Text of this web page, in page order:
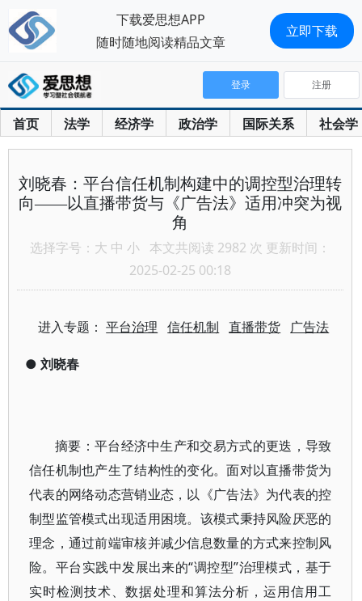
首页 法学 经济学 政治学 国际关系 社会学
登录 注册
刘晓春：平台信任机制构建中的调控型治理转
向——以直播带货与《广告法》适用冲突为视
角
选择字号： 大 中 小 本文共阅读 2982 次 更新时间：
2025-02-25 00:18
进入专题：平台治理 信任机制 直播带货 广告法
● 刘晓春
摘要：平台经济中生产和交易方式的更迭，导致
信任机制也产生了结构性的变化。面对以直播带货为
代表的网络动态营销业态，以《广告法》为代表的控
制型监管模式出现适用困境。该模式秉持风险厌恶的
理念，通过前端审核并减少信息数量的方式来控制风
险。平台实践中发展出来的“调控型”治理模式，基于
实时检测技术、数据处理和算法分析，运用信用工
下载爱思想APP
随时随地阅读精品文章
立即下载